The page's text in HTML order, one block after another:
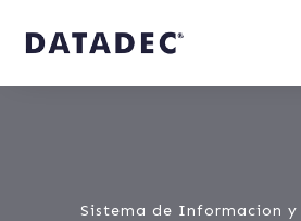
Sistema de Informacion y